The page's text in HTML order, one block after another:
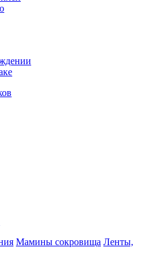
Мамины сокровища Ленты,